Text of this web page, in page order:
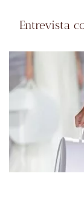
Entrevista